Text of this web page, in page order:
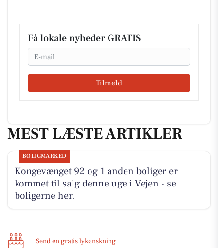
Få lokale nyheder GRATIS
Email
Tilmeld
MEST LÆSTE ARTIKLER
BOLIGMARKED
Kongevænget 92 og 1 anden boliger er
kommet til salg denne uge i Vejen - se
boligerne her.
Send en gratis lykønskning